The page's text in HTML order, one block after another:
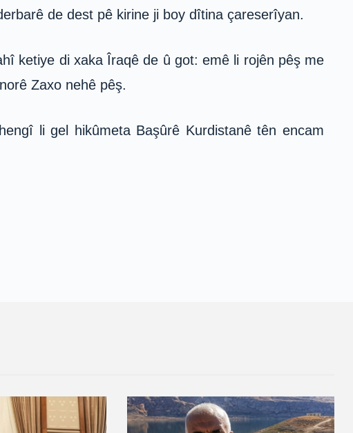
de dest pê kirine ji boy dîtina çareserîyan.
ketiye di xaka Îraqê de û got: emê li rojên pêş me
Zaxo nehê pêş.
li gel hikûmeta Başûrê Kurdistanê tên encam